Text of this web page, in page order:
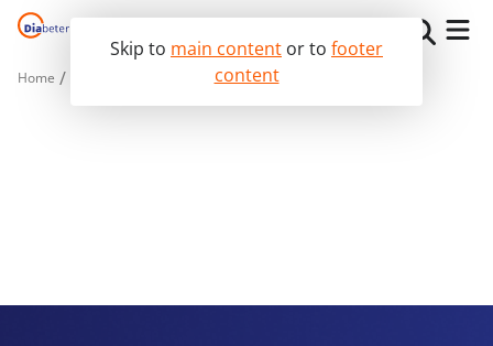
Skip to main content or to footer
content
The Diabeter Way
Home News